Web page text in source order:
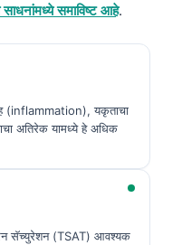
समाविष्ट आहे.
(inflammation), यकृताचा
अतिरेक यामध्ये हे अधिक
सॅच्युरेशन (TSAT) आवश्यक